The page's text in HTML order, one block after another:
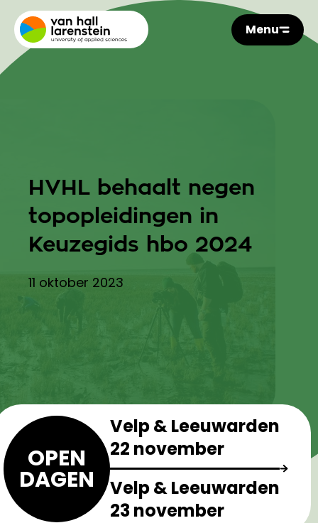
Menu
HVHL behaalt negen
topopleidingen in
Keuzegids hbo 2024
11 oktober 2023
OPEN
DAGEN
Velp & Leeuwarden
22 november
Velp & Leeuwarden
23 november